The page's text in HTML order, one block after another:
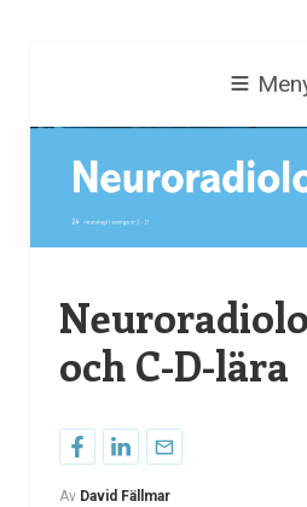
och C-D-lära
Av David Fällmar